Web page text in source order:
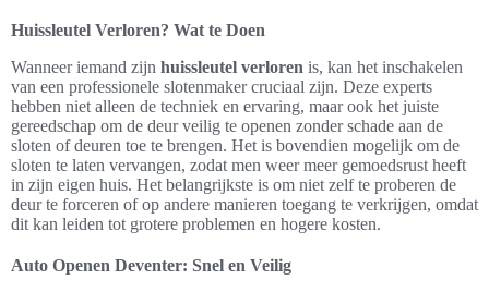
Huissleutel Verloren? Wat te Doen
Wanneer iemand zijn huissleutel verloren is, kan het inschakelen
van een professionele slotenmaker cruciaal zijn. Deze experts
hebben niet alleen de techniek en ervaring, maar ook het juiste
gereedschap om de deur veilig te openen zonder schade aan de
sloten of deuren toe te brengen. Het is bovendien mogelijk om de
sloten te laten vervangen, zodat men weer meer gemoedsrust heeft
in zijn eigen huis. Het belangrijkste is om niet zelf te proberen de
deur te forceren of op andere manieren toegang te verkrijgen, omdat
dit kan leiden tot grotere problemen en hogere kosten.
Auto Openen Deventer: Snel en Veilig